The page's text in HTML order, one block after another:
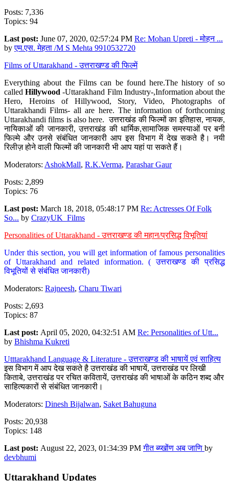
Posts: 7,336
Topics: 94
Last post: June 07, 2020, 02:57:24 PM Re: Mohan Upreti - मोहन ...
byएम.एस. मेहता /M S Mehta 9910532720
Films of Uttarakhand - उत्तराखण्ड की फिल्में
Everything about the Films can be found here.The history of so
calledHillywood-Uttarakhand Film Industry-,Information about the
Hero, Heroins of Hillywood, Story, Video, Photographs of
Uttarakhandi Films- all are here. The information of forthcoming
Uttarakhandi films is also here. उत्तराखंड की फिल्मों का इतिहास, नायक,
नायिकाओं की जानकारी, उत्तराखंड की धार्मिक,सामाजिक समस्याओं पर बनी
फिल्मे और उनसे संबंधित जानकारी आप इस विभाग में देख सकते है। नयी
रिलीज़ होने वाली फिल्मों की जानकारी भी आप यहां पा सकते हैं।
Moderators: AshokMall, R.K.Verma, Parashar Gaur
Posts: 2,899
Topics: 76
Last post: March 18, 2018, 05:48:17 PM Re: Actresses Of Folk
So... by CrazyUK_Films
Personalities of Uttarakhand - उत्तराखण्ड की महान/प्रसिद्ध विभूतियां
Under this section, you will get information of famous personalities
of Uttarakhand and related information. ( उत्तराखण्ड की प्रसिद्ध
विभूतियों से संबंधित जानकारी)
Moderators: Rajneesh, Charu Tiwari
Posts: 2,693
Topics: 87
Last post: April 05, 2020, 04:32:51 AM Re: Personalities of Utt...
by Bhishma Kukreti
Utttarakhand Language & Literature - उत्तराखण्ड की भाषायें एवं साहित्य
इस विभाग में आप देख सकते है उत्तराखंड की भाषायें, उत्तराखंड पर लिखी
किताबे, उत्तराखंड पर रचित कवितायें, उत्तराखंड की भाषाओं के कठिन शब्द और
साहित्यकारों से संबंधित जानकारी।
Moderators: Dinesh Bijalwan, Saket Bahuguna
Posts: 20,938
Topics: 148
Last post: August 22, 2023, 01:34:39 PMगीत ब्य्खोंण अब जाणि by
devbhumi
Uttarakhand Updates